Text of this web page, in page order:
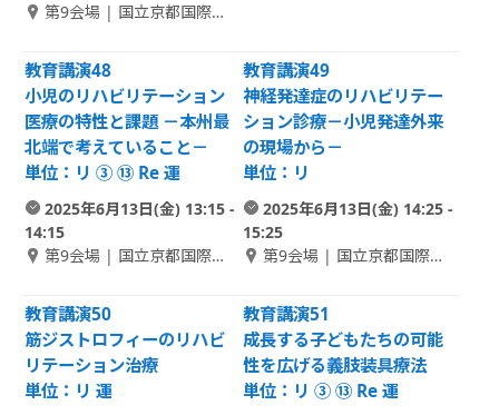
第9会場 | 国立京都国際会
教育講演48
小児のリハビリテーション
医療の特性と課題 －本州最
北端で考えていること－
単位：リ ③ ⑬ Re 運
2025年6月13日(金) 13:15 -
14:15
第9会場 | 国立京都国際会
教育講演49
神経発達症のリハビリテー
ション診療－小児発達外来
の現場から－
単位：リ
2025年6月13日(金) 14:25 -
15:25
第9会場 | 国立京都国際会
教育講演50
筋ジストロフィーのリハビ
リテーション治療
単位：リ 運
教育講演51
成長する子どもたちの可能
性を広げる義肢装具療法
単位：リ ③ ⑬ Re 運